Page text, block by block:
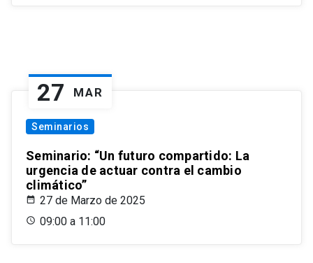
27 MAR
Seminarios
Seminario: “Un futuro compartido: La
urgencia de actuar contra el cambio
climático”
27 de Marzo de 2025
09:00 a 11:00